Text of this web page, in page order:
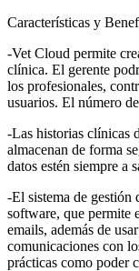
Características y
-Vet Cloud permite
clínica. El gerente
los profesionales,
usuarios. El número
-Las historias clínicas
almacenan de forma
datos estén siempre a
-El sistema de gestión
software, que permite
emails, además de
comunicaciones con
prácticas como poder